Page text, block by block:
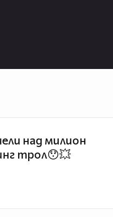
над милион
трол😯💥